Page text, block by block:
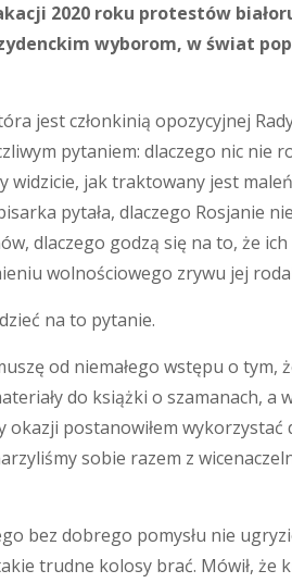
2020 roku protestów
wyborom, w świat
jest członkinią opozycyjnej
pytaniem: dlaczego nic nie
jak traktowany jest
pytała, dlaczego Rosjanie
dlaczego godzą się na to, że
wolnościowego zrywu jej
na to pytanie.
od niemałego wstępu o
do książki o szamanach, a
okazji postanowiłem
sobie razem z
bez dobrego pomysłu nie
trudne kolosy brać. Mówił,